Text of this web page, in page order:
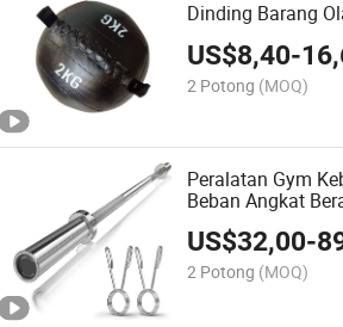
Dinding Barang
US$8,40-
2 Potong (MOQ)
Peralatan Gym
Beban Angkat
Batang Curl Barbell
US$32,00-
2 Potong (MOQ)